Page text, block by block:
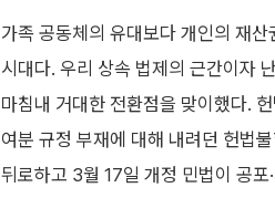
가족 공동체의 유대보다 개인의 재산
시대다. 우리 상속 법제의 근간이자
마침내 거대한 전환점을 맞이했다.
여분 규정 부재에 대해 내려던 헌법
뒤로하고 3월 17일 개정 민법이 공